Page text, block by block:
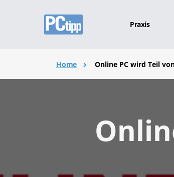
Praxis
Home Online PC wird Teil